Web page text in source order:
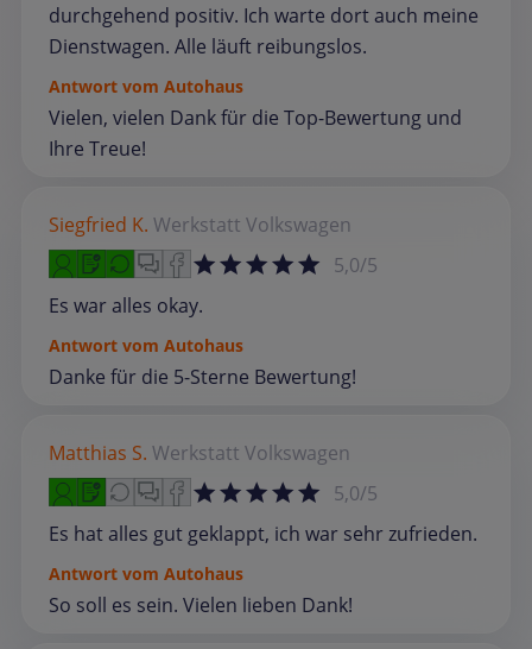
durchgehend positiv. Ich warte dort auch meine
Dienstwagen. Alle läuft reibungslos.
Antwort vom Autohaus
Vielen, vielen Dank für die Top-Bewertung und
Ihre Treue!
Siegfried K. Werkstatt Volkswagen
5,0/5
Es war alles okay.
Antwort vom Autohaus
Danke für die 5-Sterne Bewertung!
Matthias S. Werkstatt Volkswagen
5,0/5
Es hat alles gut geklappt, ich war sehr zufrieden.
Antwort vom Autohaus
So soll es sein. Vielen lieben Dank!